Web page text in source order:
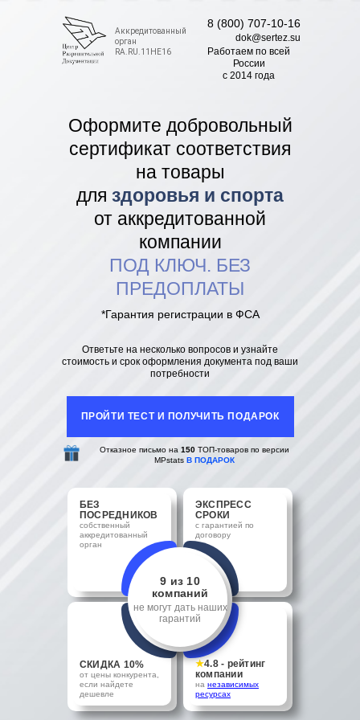
Аккредитованный
орган
RA.RU.11НЕ16
8 (800) 707-10-16
dok@sertez.su
Работаем по всей
Роcсии
с 2014 года
Оформите добровольный
сертификат соответствия
на товары
для здоровья и спорта
от аккредитованной
компании
ПОД КЛЮЧ. БЕЗ
ПРЕДОПЛАТЫ
*Гарантия регистрации в ФСА
Ответьте на несколько вопросов и узнайте
стоимость и срок оформления документа под ваши
потребности
ПРОЙТИ ТЕСТ И ПОЛУЧИТЬ ПОДАРОК
Отказное письмо на 150ТОП-товаров по версии
MPstats В ПОДАРОК
БЕЗ
ПОСРЕДНИКОВ
собственный
аккредитованный
орган
ЭКСПРЕСС
СРОКИ
с гарантией по
договору
9 из 10
компаний
не могут дать наших
гарантий
СКИДКА 10%
от цены конкурента,
если найдете
дешевле
★4.8 - рейтинг
компании
на независимых
ресурсах